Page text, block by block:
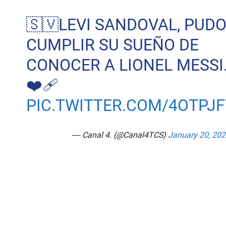
🇸🇻LEVI SANDOVAL, PUDO
CUMPLIR SU SUEÑO DE
CONOCER A LIONEL
❤️‍🩹
PIC.TWITTER.COM/
— Canal 4. (@Canal4TCS) January 20,